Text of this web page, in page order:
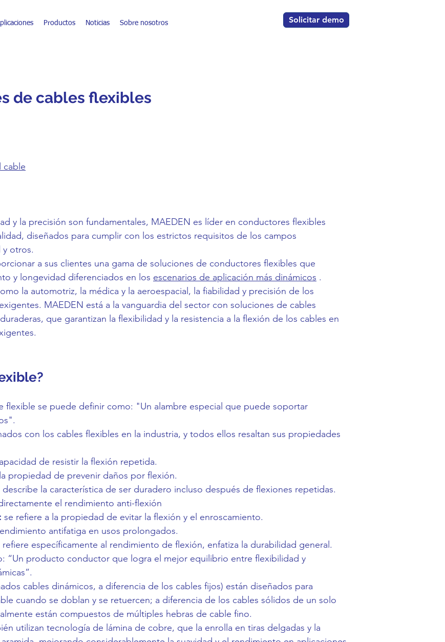
Productos Noticias Sobre nosotros Solicitar demo
de cables flexibles
cable
y la precisión son fundamentales, MAEDEN es líder en conductores flexibles
diseñados para cumplir con los estrictos requisitos de los campos
y otros.
a sus clientes una gama de soluciones de conductores flexibles que
y longevidad diferenciados en los escenarios de aplicación más dinámicos .
la automotriz, la médica y la aeroespacial, la fiabilidad y precisión de los
MAEDEN está a la vanguardia del sector con soluciones de cables
que garantizan la flexibilidad y la resistencia a la flexión de los cables en
flexible se puede definir como: "Un alambre especial que puede soportar
con los cables flexibles en la industria, y todos ellos resaltan sus propiedades
de resistir la flexión repetida.
propiedad de prevenir daños por flexión.
describe la característica de ser duradero incluso después de flexiones repetidas.
el rendimiento anti-flexión
se refiere a la propiedad de evitar la flexión y el enroscamiento.
antifatiga en usos prolongados.
específicamente al rendimiento de flexión, enfatiza la durabilidad general.
“Un producto conductor que logra el mejor equilibrio entre flexibilidad y
cables dinámicos, a diferencia de los cables fijos) están diseñados para
cuando se doblan y se retuercen; a diferencia de los cables sólidos de un solo
están compuestos de múltiples hebras de cable fino.
utilizan tecnología de lámina de cobre, que la enrolla en tiras delgadas y la